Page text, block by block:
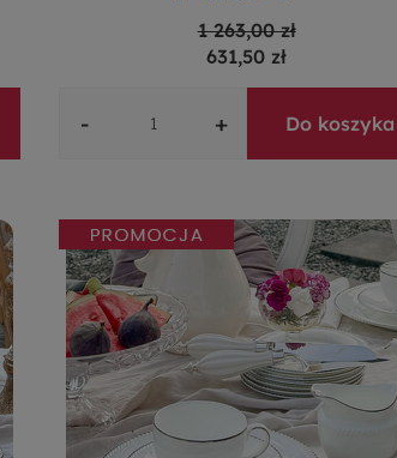
1 263,00 zł
631,50 zł
- + Do koszyka